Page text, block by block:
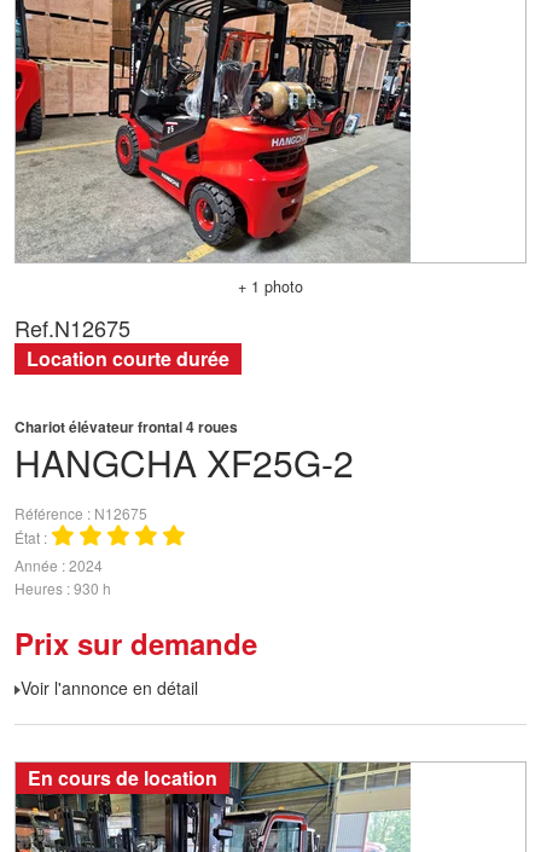
+ 1 photo
HANGCHA XF25G-2
Chariot élévateur frontal 4 roues
Référence
N12675
État
Année 2024
Heures 930 h
Prix sur demande
Voir l'annonce en détail
Ref.N12675
Location courte durée
En cours de location